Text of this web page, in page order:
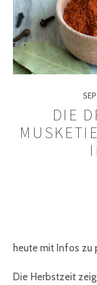
DIE
heute mit Infos zu
Die Herbstzeit